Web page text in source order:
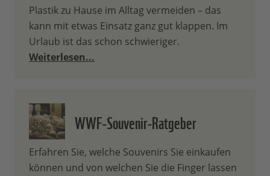
Plastik zu Hause im Alltag vermeiden – das
kann mit etwas Einsatz ganz gut klappen. Im
Urlaub ist das schon schwieriger.
Weiterlesen...
WWF-Souvenir-Ratgeber
Erfahren Sie, welche Souvenirs Sie einkaufen
können und von welchen Sie die Finger lassen